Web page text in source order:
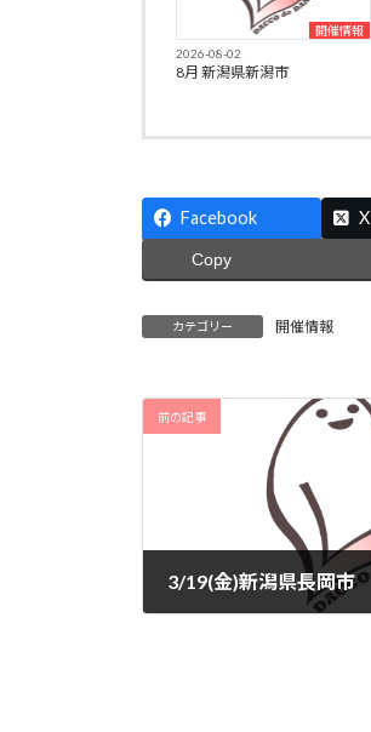
開催情報
2026-08-02
8月 新潟県新潟市
Facebook X
Copy
カテゴリー 開催情報
前の記事
3/19(金)新潟県長岡市